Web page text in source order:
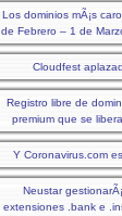
Los dominios mÃ¡s
de Febrero – 1 de
Cloudfest
Registro libre de
premium que se
Y Coronavirus.com
Neustar
extensiones .bank e